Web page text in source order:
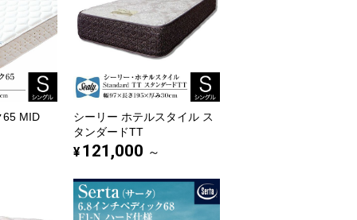
65 MID
シーリー ホテルスタイル ス
タンダードTT
¥ 121,000 ～